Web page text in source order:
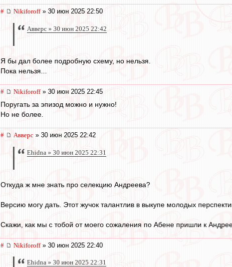
# Nikiforoff» 30 июн 2025 22:50
Авверс » 30 июн 2025 22:42
Я бы дал более подробную схему, но нельзя.
Пока нельзя...
# Nikiforoff» 30 июн 2025 22:45
Поругать за эпизод можно и нужно!
Но не более.
# Авверс » 30 июн 2025 22:42
Ehidna » 30 июн 2025 22:31
Откуда ж мне знать про селекцию Андреева?
Версию могу дать. Этот жучок талантлив в выкупе молодых
Скажи, как мы с тобой от моего сожаления по Абене пришли к
# Nikiforoff» 30 июн 2025 22:40
Ehidna » 30 июн 2025 22:31